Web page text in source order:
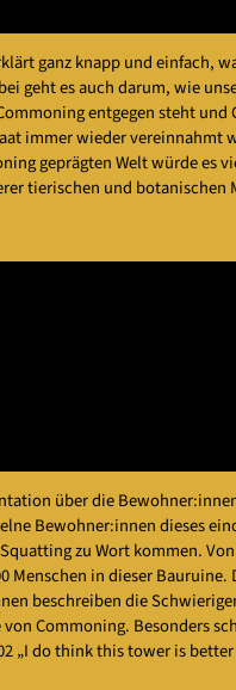
ganz knapp und einfach,
geht es auch darum, wie
entgegen steht und
immer wieder vereinnahmt
geprägten Welt würde es
tierischen und botanischen
über die
Bewohner:innen dieses
zu Wort kommen.
Menschen in dieser Bauruine.
beschreiben die
Commoning. Besonders
„I do think this tower is